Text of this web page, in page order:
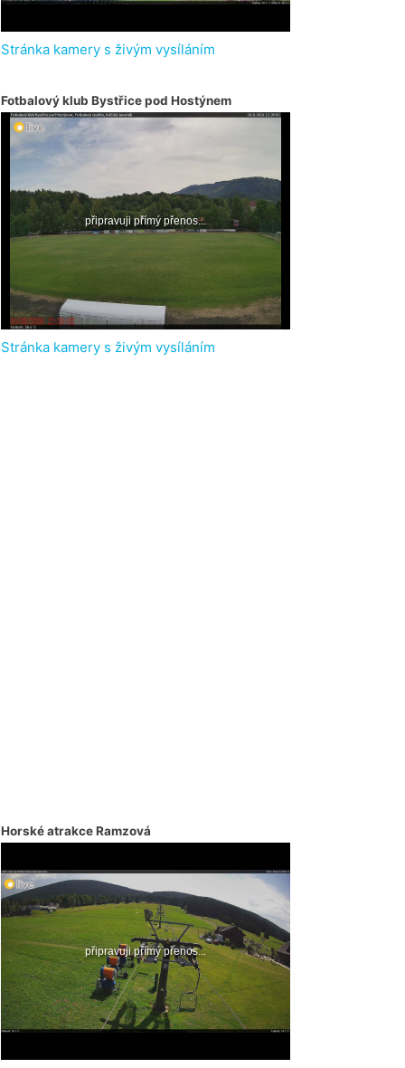
Stránka kamery s živým vysíláním
Fotbalový klub Bystřice pod Hostýnem
Stránka kamery s živým vysíláním
Horské atrakce Ramzová